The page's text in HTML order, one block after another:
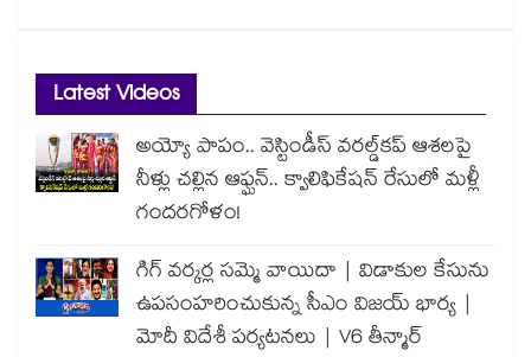
Latest Videos
అయ్యో పాపం.. వెస్టిండీస్ వరల్డ్‌కప్ ఆశలపై
నీళ్లు చల్లిన ఆఫ్ఘన్.. క్వాలిఫికేషన్ రేసులో మళ్లీ
గందరగోళం!
గిగ్ వర్కర్ల సమ్మె వాయిదా | విడాకుల కేసును
ఉపసంహరించుకున్న సీఎం విజయ్ భార్య |
మోదీ విదేశీ పర్యటనలు | V6 తీన్మార్